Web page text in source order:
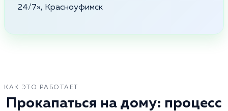
24/7», Красноуфимск
КАК ЭТО РАБОТАЕТ
Прокапаться на дому: процесс